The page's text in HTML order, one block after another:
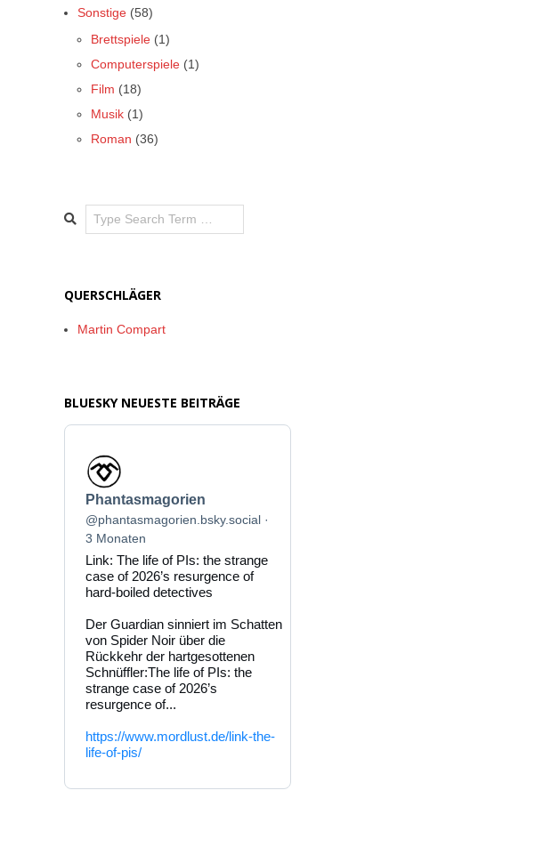
Sonstige (58)
Brettspiele (1)
Computerspiele (1)
Film (18)
Musik (1)
Roman (36)
Search
QUERSCHLÄGER
Martin Compart
BLUESKY NEUESTE BEITRÄGE
Beitrag
von
Phantasmagorien
auf
Bluesky
ansehen
Phantasmagorien
@phantasmagorien.bsky.social
3 Monaten
Link: The life of PIs: the strange
case of 2026’s resurgence of
hard-boiled detectives
Der Guardian sinniert im Schatten
von Spider Noir über die
Rückkehr der hartgesottenen
Schnüffler:The life of PIs: the
strange case of 2026’s
resurgence of...
https://www.mordlust.de/link-the-
life-of-pis/